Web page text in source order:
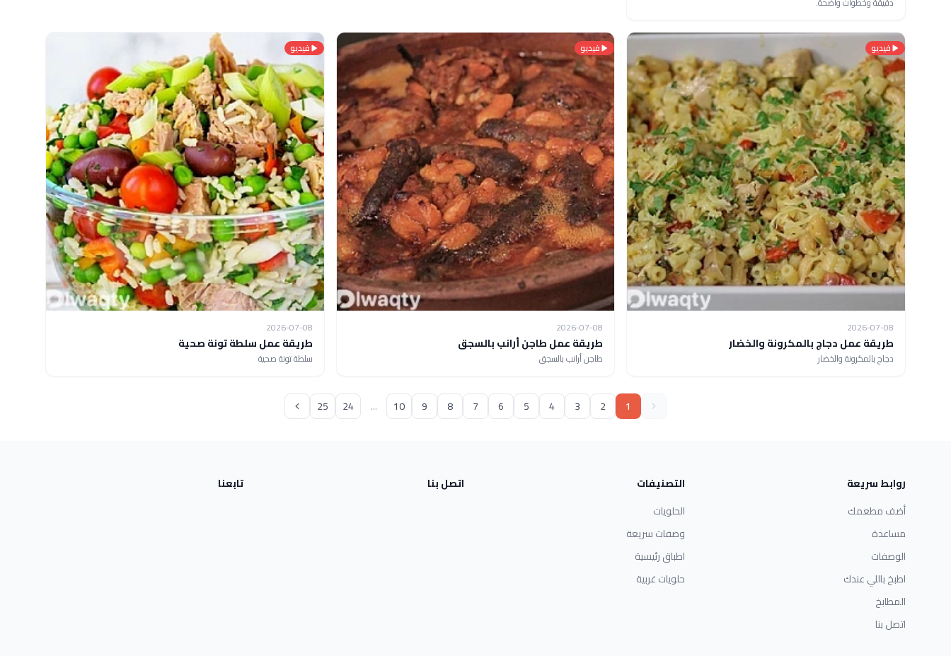
فيديو
2026-07-08
طريقة عمل دجاج بالمكرونة والخضار
دجاج بالمكرونة والخضار
فيديو
2026-07-08
طريقة عمل طاجن أرانب بالسجق
طاجن أرانب بالسجق
فيديو
2026-07-08
طريقة عمل سلطة تونة صحية
سلطة تونة صحية
1
2
3
4
5
6
7
8
9
10
...
24
25
روابط سريعة
أضف مطعمك
مساعدة
الوصفات
اطبخ باللي عندك
المطابخ
اتصل بنا
التصنيفات
الحلويات
وصفات سريعة
اطباق رئيسية
حلويات غربية
اتصل بنا تابعنا